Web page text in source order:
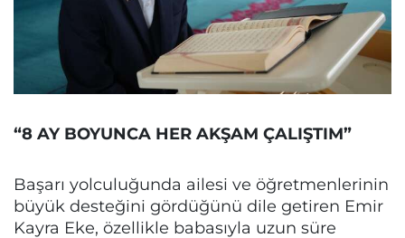
“8 AY BOYUNCA HER AKŞAM ÇALIŞTIM”
Başarı yolculuğunda ailesi ve öğretmenlerinin
büyük desteğini gördüğünü dile getiren Emir
Kayra Eke, özellikle babasıyla uzun süre